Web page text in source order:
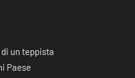
un teppista
Paese